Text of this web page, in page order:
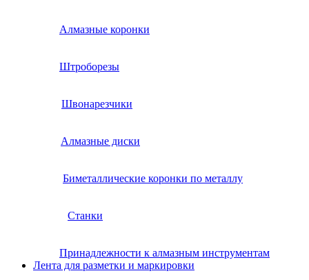
Алмазные коронки
Штроборезы
Швонарезчики
Алмазные диски
Биметаллические коронки по металлу
Станки
Принадлежности к алмазным инструментам
Лента для разметки и маркировки